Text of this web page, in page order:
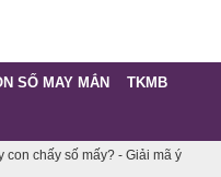
SỐ MAY MẮN TKMB
con chấy số mấy? - Giải mã ý